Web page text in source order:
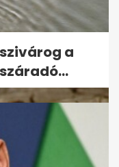
Don
a